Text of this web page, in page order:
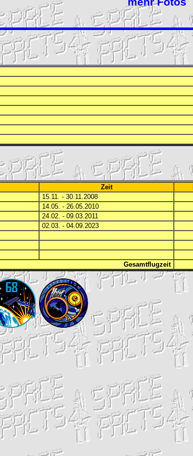
Zeit
15.11. - 30.11.2008
14.05. - 26.05.2010
24.02. - 09.03.2011
02.03. - 04.09.2023
Gesamtflugzeit